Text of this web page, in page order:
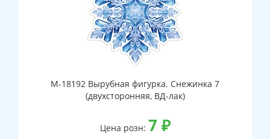
М-18192 Вырубная фигурка. Снежинка 7
(двухсторонняя, ВД-лак)
Цена розн: 7 ₽